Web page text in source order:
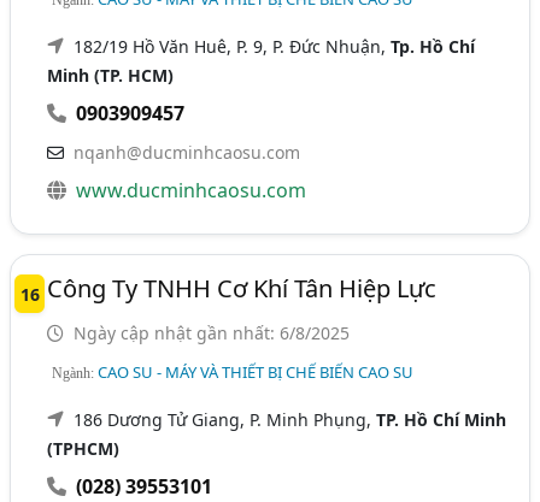
182/19 Hồ Văn Huê, P. 9, P. Đức Nhuận,Tp. Hồ Chí
Minh (TP. HCM)
0903909457
nqanh@ducminhcaosu.com
www.ducminhcaosu.com
16 Công Ty TNHH Cơ Khí Tân Hiệp Lực
Ngày cập nhật gần nhất: 6/8/2025
Ngành:CAO SU - MÁY VÀ THIẾT BỊ CHẾ BIẾN CAO SU
186 Dương Tử Giang, P. Minh Phụng,TP. Hồ Chí Minh
(TPHCM)
(028) 39553101